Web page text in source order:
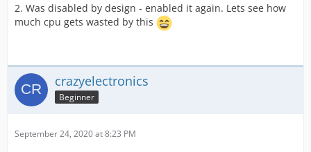
2. Was disabled by design - enabled it again. Lets see how
much cpu gets wasted by this
crazyelectronics
Beginner
September 24, 2020 at 8:23 PM